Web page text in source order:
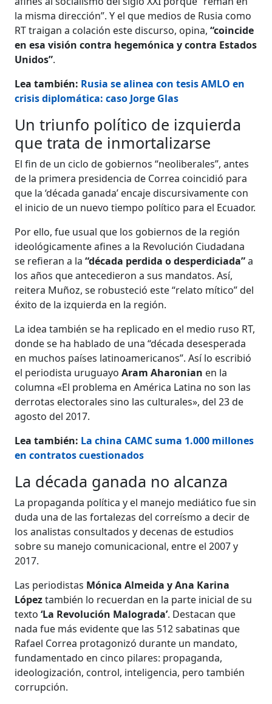
la misma dirección”. Y el que medios de Rusia como
RT traigan a colación este discurso, opina,“coincide
en esa visión contra hegemónica y contra Estados
Unidos”.
Lea también: Rusia se alinea con tesis AMLO en
crisis diplomática: caso Jorge Glas
Un triunfo político de izquierda
que trata de inmortalizarse
El fin de un ciclo de gobiernos “neoliberales”, antes
de la primera presidencia de Correa coincidió para
que la ‘década ganada’ encaje discursivamente con
el inicio de un nuevo tiempo político para el Ecuador.
Por ello, fue usual que los gobiernos de la región
ideológicamente afines a la Revolución Ciudadana
se refieran a la“década perdida o desperdiciada”a
los años que antecedieron a sus mandatos. Así,
reitera Muñoz, se robusteció este “relato mítico” del
éxito de la izquierda en la región.
La idea también se ha replicado en el medio ruso RT,
donde se ha hablado de una “década desesperada
en muchos países latinoamericanos”. Así lo escribió
el periodista uruguayoAram Aharonian en la
columna «El problema en América Latina no son las
derrotas electorales sino las culturales», del 23 de
agosto del 2017.
Lea también: La china CAMC suma 1.000 millones
en contratos cuestionados
La década ganada no alcanza
La propaganda política y el manejo mediático fue sin
duda una de las fortalezas del correísmo a decir de
los analistas consultados y decenas de estudios
sobre su manejo comunicacional, entre el 2007 y
2017.
Las periodistas Mónica Almeida y Ana Karina
Lópeztambién lo recuerdan en la parte inicial de su
texto‘La Revolución Malograda’. Destacan que
nada fue más evidente que las 512 sabatinas que
Rafael Correa protagonizó durante un mandato,
fundamentado en cinco pilares: propaganda,
ideologización, control, inteligencia, pero también
corrupción.